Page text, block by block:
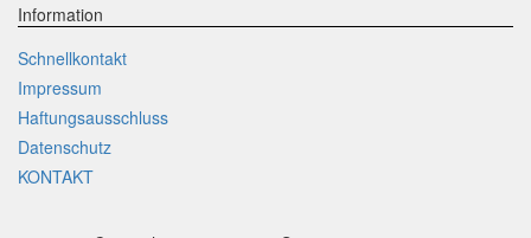
Information
Schnellkontakt
Impressum
Haftungsausschluss
Datenschutz
KONTAKT